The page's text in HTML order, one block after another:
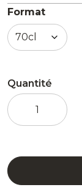
Format
Quantité
quantité
de
Liqueur